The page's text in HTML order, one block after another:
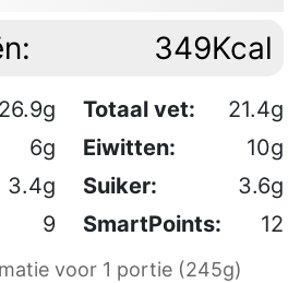
349Kcal
26.9g Totaal vet:
21.4g
6g Eiwitten:
10g
3.4g Suiker:
3.6g
9 SmartPoints: 12
voor 1 portie (245g)